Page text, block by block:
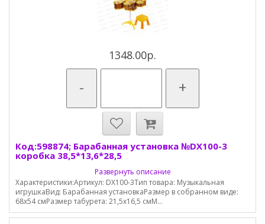
1348.00р.
- +
Код:598874; Барабанная установка №DX100-3
коробка 38,5*13,6*28,5
Развернуть описание
Характеристики:Артикул: DX100-3Тип товара: Музыкальная
игрушкаВид: Барабанная установкаРазмер в собранном виде:
68х54 смРазмер табурета: 21,5х16,5 смМ...